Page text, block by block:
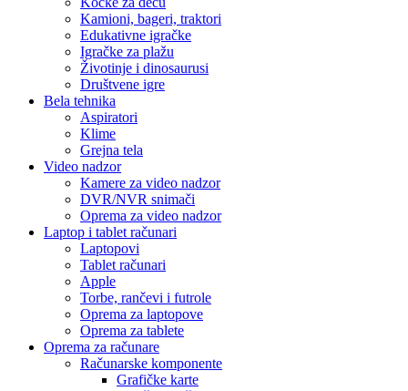
Kamioni, bageri, traktori
Edukativne igračke
Igračke za plažu
Životinje i dinosaurusi
Društvene igre
Bela tehnika
Aspiratori
Klime
Grejna tela
Video nadzor
Kamere za video nadzor
DVR/NVR snimači
Oprema za video nadzor
Laptop i tablet računari
Laptopovi
Tablet računari
Apple
Torbe, rančevi i futrole
Oprema za laptopove
Oprema za tablete
Oprema za računare
Računarske komponente
Grafičke karte